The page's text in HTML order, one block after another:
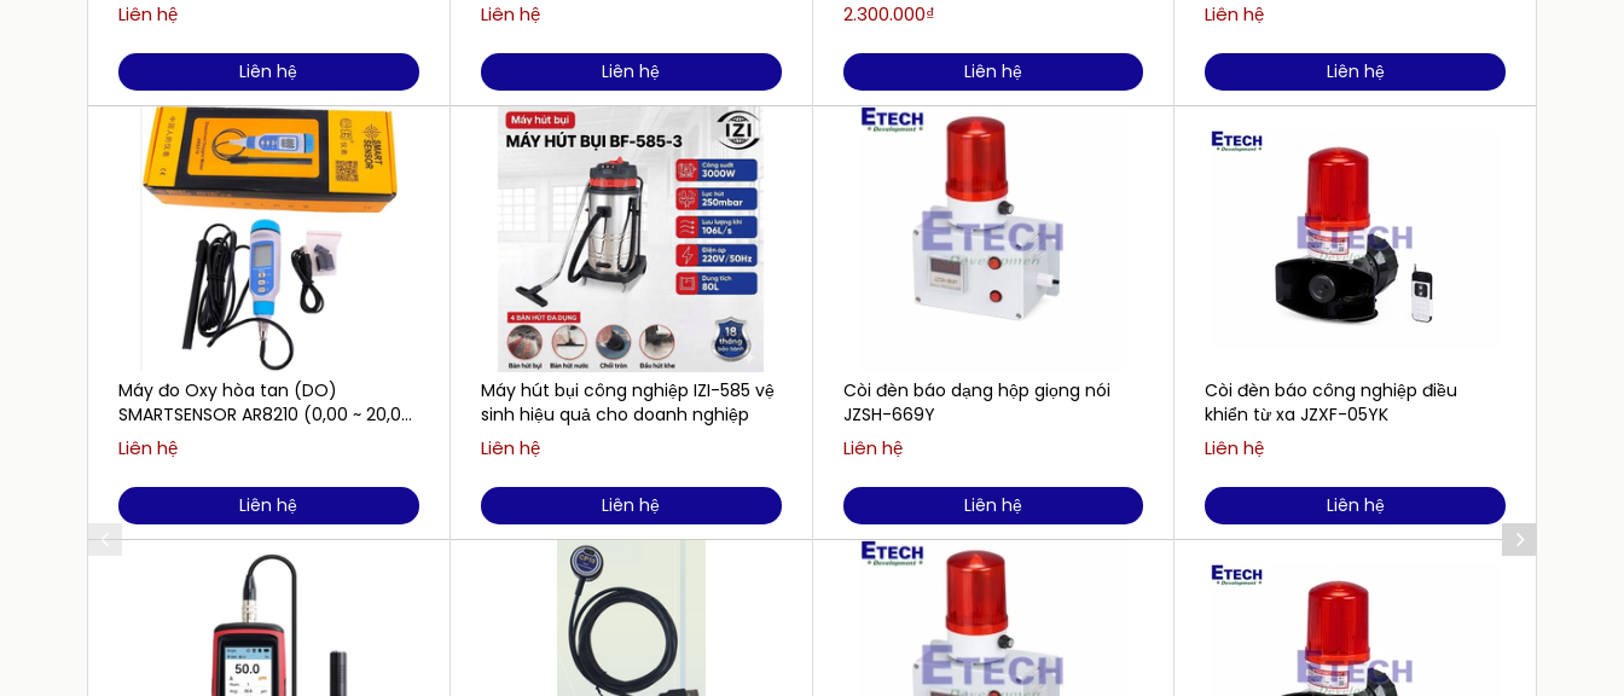
Liên hệ
Liên hệ
Máy đo Oxy hòa tan (DO)
SMARTSENSOR AR8210 (0,00 ~ 20,00
mg/L)
Liên hệ
Liên hệ
Liên hệ
Liên hệ
Máy hút bụi công nghiệp IZI-585 vệ
sinh hiệu quả cho doanh nghiệp
Liên hệ
Liên hệ
2.300.000₫
Liên hệ
Còi đèn báo dạng hộp giọng nói
JZSH-669Y
Liên hệ
Liên hệ
Liên hệ
Liên hệ
Còi đèn báo công nghiệp điều
khiển từ xa JZXF-05YK
Liên hệ
Liên hệ